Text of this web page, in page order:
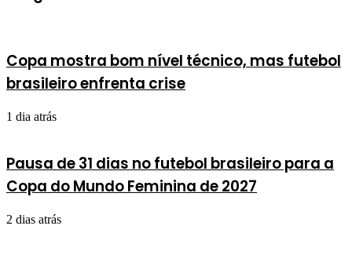
Copa mostra bom nível técnico, mas futebol
brasileiro enfrenta crise
1 dia atrás
Pausa de 31 dias no futebol brasileiro para a
Copa do Mundo Feminina de 2027
2 dias atrás